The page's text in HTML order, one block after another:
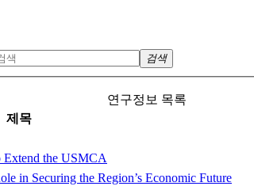
검색
연구정보 목록
제목
Extend the USMCA
in Securing the Region’s Economic Future